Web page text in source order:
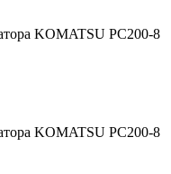
KOMATSU PC200-8
KOMATSU PC200-8